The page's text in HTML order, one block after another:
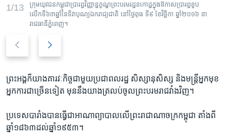
1/13
ក្រុមយុវជនកម្ពុជាប្រារព្ធវិញ្ញាន្ធក្ខណ្ឌព្រះបរមរដ្ឋនកោដ្ឋក្នុងឱកាសប្រារព្ធខួប
លើកទី៦៣ឆ្នាំនៃទិវាបុណ្យឯករាជ្យជាតិ នៅថ្ងៃពុធ ទី៩ ខែវិច្ឆិកា ឆ្នាំ២០១៦ នា
រាជធានីភ្នំពេញ។
v
i
u
s
t
s
i
d
ព្រះ​អង្គ​ក៏​យាង​គារវៈ​កិច្ច​ជាមួយ​ប្រជា​ពលរដ្ឋ​ សិស្សានុសិស្ស និង​មន្ត្រី​អ្នក​មុខ​
អ្នកការ​ជាច្រើន​ទៀត​ មុន​នឹង​យាង​ត្រលប់​ចូល​ព្រះ​បរម​រាជ​វាំង​វិញ។
ប្រទេស​បារាំង​បាន​ធ្វើ​ជា​អាណា​ព្យាបាល​លើ​ព្រះរាជាណាចក្រ​កម្ពុជា​ តាំងពី​
ឆ្នាំ​១៨៦៣​ដល់​ឆ្នាំ​១៩៥៣។